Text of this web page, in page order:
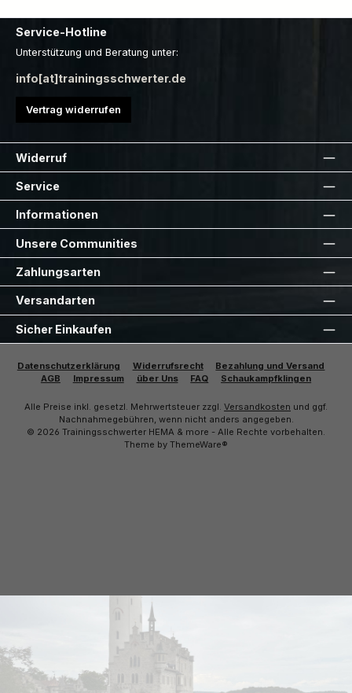
Service-Hotline
Unterstützung und Beratung unter:
info[at]trainingsschwerter.de
Vertrag widerrufen
Widerruf
Service
Informationen
Unsere Communities
Zahlungsarten
Versandarten
Sicher Einkaufen
Datenschutzerklärung Widerrufsrecht
Bezahlung und Versand
AGB
Impressum über Uns FAQ Schaukampfklingen
Alle Preise inkl. gesetzl. Mehrwertsteuer zzgl. Versandkosten und ggf.
Nachnahmegebühren, wenn nicht anders angegeben.
© 2026 Trainingsschwerter HEMA & more - Alle Rechte vorbehalten.
Theme by ThemeWare®